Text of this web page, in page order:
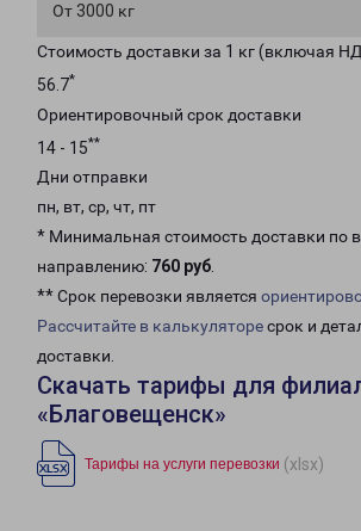
От 3000 кг
Стоимость доставки за 1 кг (включая
56.7*
Ориентировочный срок доставки
14 - 15**
Дни отправки
пн, вт, ср, чт, пт
* Минимальная стоимость доставки по
направлению: 760 руб.
** Срок перевозки является
Рассчитайте в калькуляторесрок и
доставки.
Скачать тарифы для
«Благовещенск»
Тарифы на услуги перевозки (xlsx)